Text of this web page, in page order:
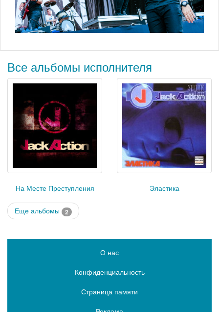
Все альбомы исполнителя
На Месте Преступления Эластика
Еще альбомы 2
О нас
Конфиденциальность
Страница памяти